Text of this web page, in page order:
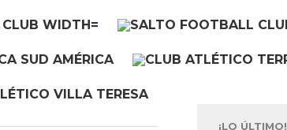
¡LO ÚLTIMO!